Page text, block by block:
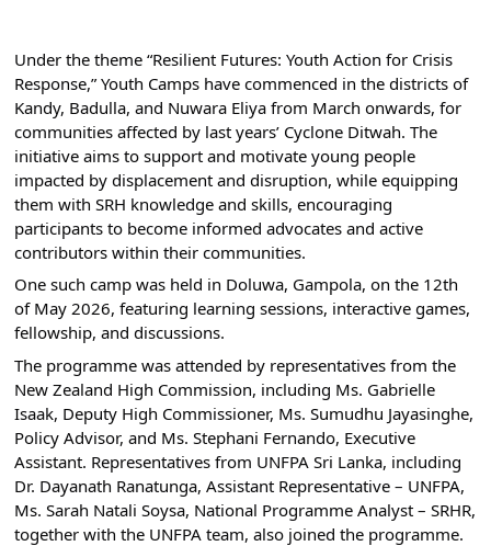
Under the theme “Resilient Futures: Youth Action for Crisis
Response,” Youth Camps have commenced in the districts of
Kandy, Badulla, and Nuwara Eliya from March onwards, for
communities affected by last years’ Cyclone Ditwah. The
initiative aims to support and motivate young people
impacted by displacement and disruption, while equipping
them with SRH knowledge and skills, encouraging
participants to become informed advocates and active
contributors within their communities.
One such camp was held in Doluwa, Gampola, on the 12th
of May 2026, featuring learning sessions, interactive games,
fellowship, and discussions.
The programme was attended by representatives from the
New Zealand High Commission, including Ms. Gabrielle
Isaak, Deputy High Commissioner, Ms. Sumudhu Jayasinghe,
Policy Advisor, and Ms. Stephani Fernando, Executive
Assistant. Representatives from UNFPA Sri Lanka, including
Dr. Dayanath Ranatunga, Assistant Representative – UNFPA,
Ms. Sarah Natali Soysa, National Programme Analyst – SRHR,
together with the UNFPA team, also joined the programme.